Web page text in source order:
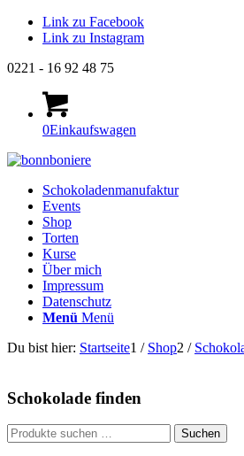
Link zu Facebook
Link zu Instagram
0221 - 16 92 48 75
0Einkaufswagen
Schokoladenmanufaktur
Events
Shop
Torten
Kurse
Über mich
Impressum
Datenschutz
Menü Menü
Du bist hier: Startseite1 / Shop2 /
Schokolade finden
Suchen
nach:
Suchen